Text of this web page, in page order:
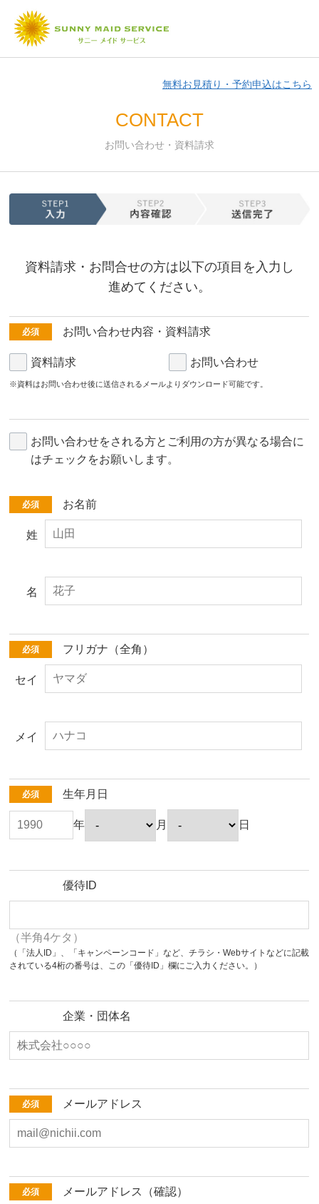
無料お見積り・予約申込はこちら
CONTACT
お問い合わせ・資料請求
資料請求・お問合せの方は以下の項目を入力し
進めてください。
必須 お問い合わせ内容・ 資料請求
資料請求 お問い合わせ
※資料はお問い合わせ後に送信されるメールよりダウンロード可能です。
お問い合わせをされる方とご利用の方が異なる場合に
はチェックをお願いします。
必須 お名前
姓
名
必須 フリガナ（全角）
セイ
メイ
必須 生年月日
年 月 日
優待ID
（半角4ケタ）
（「法人ID」、「キャンペーンコード」など、チラシ・Webサイトなどに記載
されている4桁の番号は、この「優待ID」欄にご入力ください。）
企業・団体名
必須 メールアドレス
必須 メールアドレス（確認）